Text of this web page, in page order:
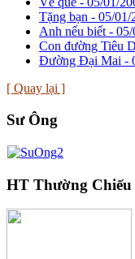
Tặng bạn - 05/01/
Anh nếu biết - 05/
Con đường Tiêu
Đường Đại Mai -
[ Quay lại ]
Sư Ông
HT Thường Chiếu